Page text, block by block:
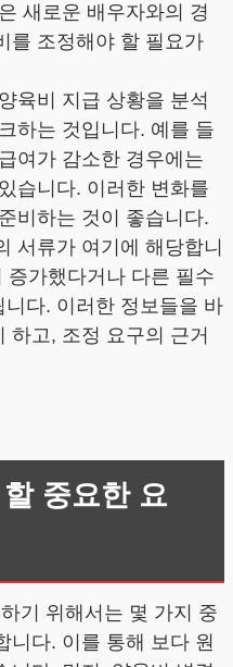
새로운 배우자와의 경
를 조정해야 할 필요가
육비 지급 상황을 분석
하는 것입니다. 예를 들
여가 감소한 경우에는
습니다. 이러한 변화를
비하는 것이 좋습니다.
서류가 여기에 해당합니
증가했다거나 다른 필수
다. 이러한 정보들을 바
하고, 조정 요구의 근거
중요한 요
기 위해서는 몇 가지 중
니다. 이를 통해 보다 원